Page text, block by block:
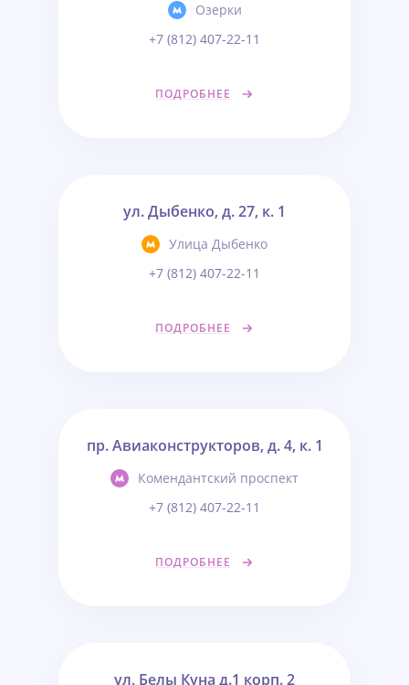
Озерки
+7 (812) 407-22-11
ПОДРОБНЕЕ
ул. Дыбенко, д. 27, к. 1
Улица Дыбенко
+7 (812) 407-22-11
ПОДРОБНЕЕ
пр. Авиаконструкторов, д. 4, к. 1
Комендантский проспект
+7 (812) 407-22-11
ПОДРОБНЕЕ
ул. Белы Куна д.1 корп. 2